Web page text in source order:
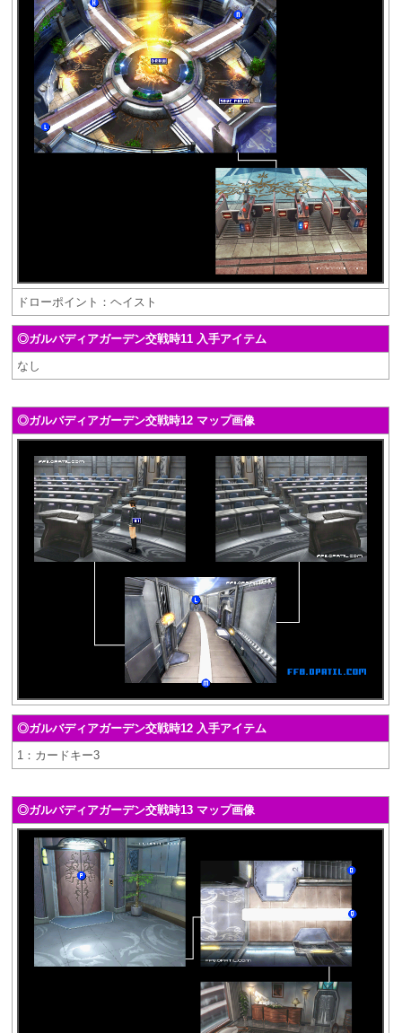
ドローポイント：ヘイスト
◎ガルバディアガーデン交戦時11 入手アイテム
なし
◎ガルバディアガーデン交戦時12 マップ画像
◎ガルバディアガーデン交戦時12 入手アイテム
1：カードキー3
◎ガルバディアガーデン交戦時13 マップ画像